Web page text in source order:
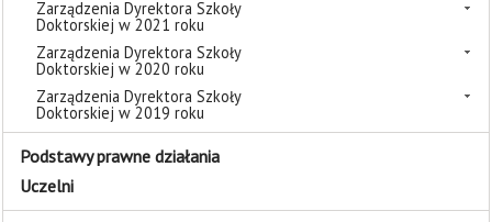
Zarządzenia Dyrektora Szkoły
Doktorskiej w 2021 roku
Zarządzenia Dyrektora Szkoły
Doktorskiej w 2020 roku
Zarządzenia Dyrektora Szkoły
Doktorskiej w 2019 roku
Podstawy prawne działania
Uczelni